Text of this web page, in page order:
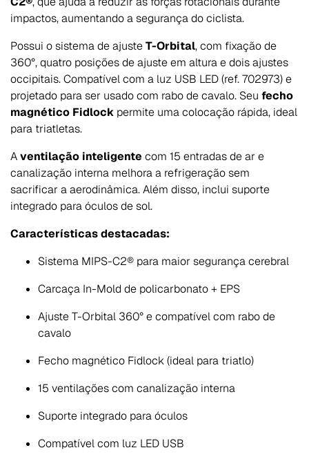
impactos, aumentando a segurança do ciclista.
Possui o sistema de ajusteT-Orbital, com fixação de
360°, quatro posições de ajuste em altura e dois ajustes
occipitais. Compatível com a luz USB LED (ref. 702973) e
projetado para ser usado com rabo de cavalo. Seu fecho
magnético Fidlock permite uma colocação rápida, ideal
para triatletas.
Aventilação inteligente com 15 entradas de ar e
canalização interna melhora a refrigeração sem
sacrificar a aerodinâmica. Além disso, inclui suporte
integrado para óculos de sol.
Características destacadas:
Sistema MIPS-C2® para maior segurança cerebral
Carcaça In-Mold de policarbonato + EPS
Ajuste T-Orbital 360° e compatível com rabo de
cavalo
Fecho magnético Fidlock (ideal para triatlo)
15 ventilações com canalização interna
Suporte integrado para óculos
Compatível com luz LED USB